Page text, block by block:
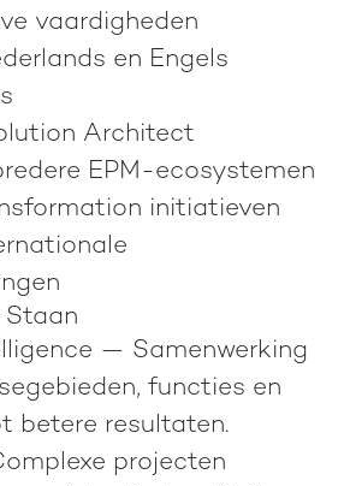
vaardigheden
en Engels
Architect
EPM-ecosystemen
initiatieven
Staan
— Samenwerking
functies en
betere resultaten.
projecten